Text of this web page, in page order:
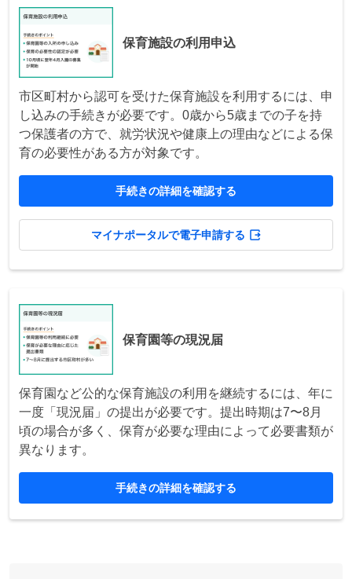
保育施設の利用申込
市区町村から認可を受けた保育施設を利用するには、申
し込みの手続きが必要です。0歳から5歳までの子を持
つ保護者の方で、就労状況や健康上の理由などによる保
育の必要性がある方が対象です。
手続きの詳細を確認する
マイナポータルで電子申請する
保育園等の現況届
保育園など公的な保育施設の利用を継続するには、年に
一度「現況届」の提出が必要です。提出時期は7〜8月
頃の場合が多く、保育が必要な理由によって必要書類が
異なります。
手続きの詳細を確認する